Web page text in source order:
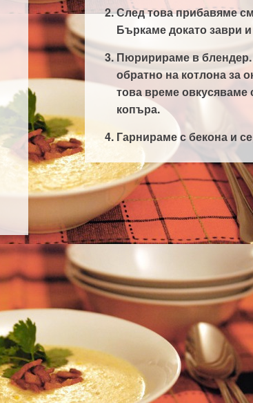
След това прибавяме
Бъркаме докато заври
Пюририраме в
обратно на котлона за
това време овкусяваме
копъра.
Гарнираме с бекона и